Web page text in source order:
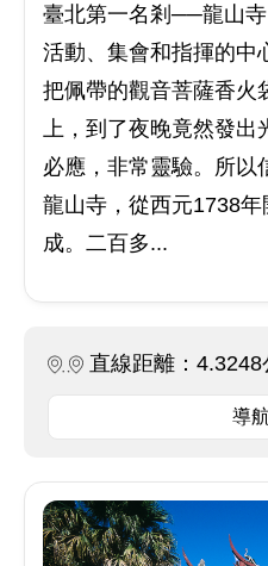
臺北第一名剎──龍山寺
活動、集會和指揮的中
把佩帶的觀音菩薩香火
上，到了夜晚竟然發
必應，非常靈驗。所以
龍山寺，從西元1738
成。二百多...
直線距離：4.3248
導航